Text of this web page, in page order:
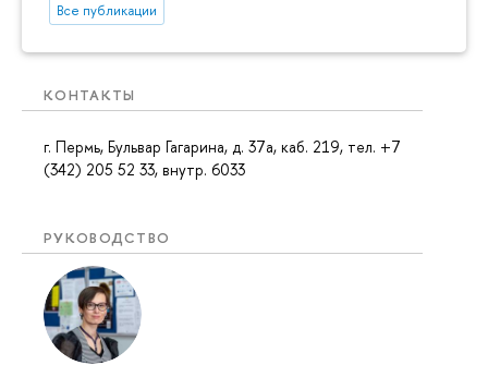
Все публикации
КОНТАКТЫ
г. Пермь, Бульвар Гагарина, д. 37а, каб. 219, тел. +7
(342) 205 52 33, внутр. 6033
РУКОВОДСТВО